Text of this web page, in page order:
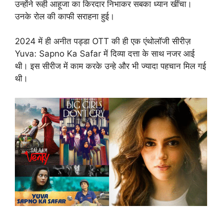
उन्होंने रूही आहूजा का किरदार निभाकर सबका ध्यान खींचा।
उनके रोल की काफी सराहना हुई।
2024 में ही अनीत पड्डा OTT की ही एक एंथोलॉजी सीरीज़
Yuva: Sapno Ka Safar में दिव्या दत्ता के साथ नजर आई
थी। इस सीरीज में काम करके उन्हे और भी ज्यादा पहचान मिल गई
थी।